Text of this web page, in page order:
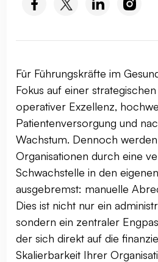
Für Führungskräfte im
Fokus auf einer
operativer Exzellenz,
Patientenversorgung und
Wachstum. Dennoch
Organisationen durch eine
Schwachstelle in den
ausgebremst: manuelle
Dies ist nicht nur ein
sondern ein zentraler
der sich direkt auf die
Skalierbarkeit Ihrer